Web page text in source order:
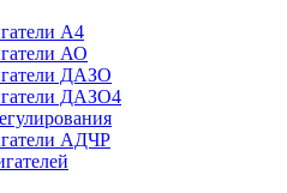
А4
АО
ДАЗО
ДАЗО4
АДЧР